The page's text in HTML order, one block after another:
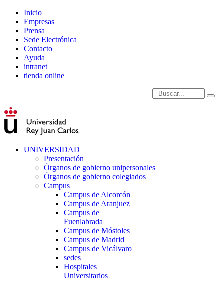
Inicio
Empresas
Prensa
Sede Electrónica
Contacto
Ayuda
intranet
tienda online
Introduce términos de
UNIVERSIDAD
Presentación
Órganos de gobierno unipersonales
Órganos de gobierno colegiados
Campus
Campus de Alcorcón
Campus de Aranjuez
Campus de
Fuenlabrada
Campus de Móstoles
Campus de Madrid
Campus de Vicálvaro
sedes
Hospitales
Universitarios